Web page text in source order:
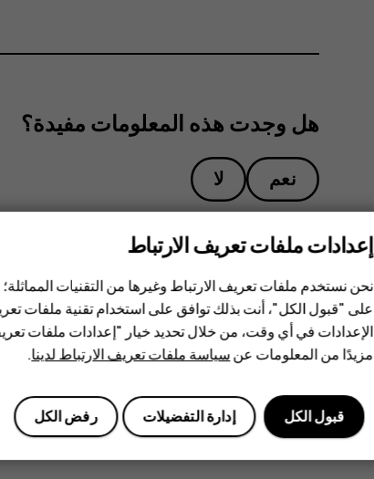
هل وجدت هذه المعلومات مفيدة؟
نعم لا
إعدادات ملفات تعريف الارتباط
نحن نستخدم ملفات تعريف الارتباط وغيرها من التقنيات
على "قبول الكل"، أنت بذلك توافق على استخدام تقنية ملفات
الإعدادات في أي وقت، من خلال تحديد خيار "إعدادات ملفات
مزيدًا من المعلومات عنسياسة ملفات تعريف الارتباط لدينا.
رفض الكل إدارة التفضيلات قبول الكل